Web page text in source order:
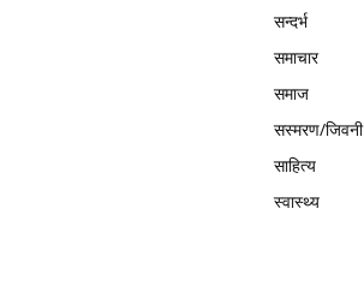
सन्दर्भ
समाचार
समाज
सस्मरण/जिवनी
साहित्य
स्वास्थ्य